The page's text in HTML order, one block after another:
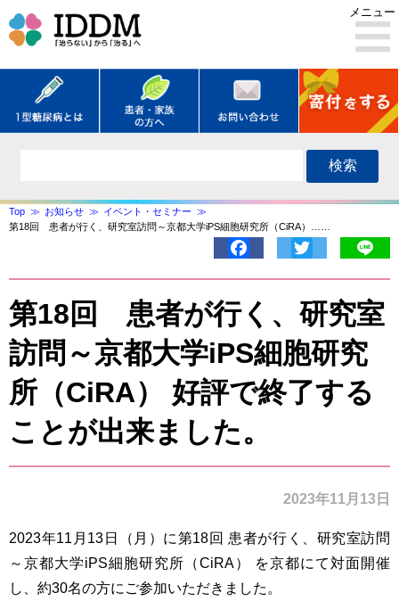
メニュー
検索
Top お知らせ
イベント・セミナー
第18回 患者が行く、研究室訪問～京都大学iPS細胞研究所（CiRA）……
Facebook
第18回 患者が行く、研究室
訪問～京都大学iPS細胞研究
所（CiRA） 好評で終了する
ことが出来ました。
2023年11月13日
2023年11月13日（月）に第18回 患者が行く、研究室訪問
～京都大学iPS細胞研究所（CiRA） を京都にて対面開催
し、約30名の方にご参加いただきました。